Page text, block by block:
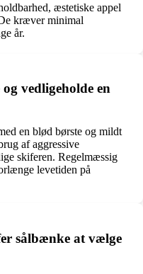
æstetiske appel
kræver minimal
år.
vedligeholde en
en blød børste og mildt
af aggressive
skiferen. Regelmæssig
levetiden på
sålbænke at vælge